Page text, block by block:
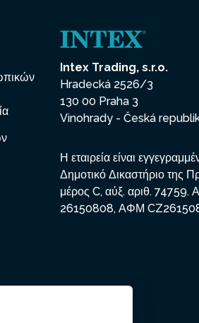
Intex Trading, s.r.o.
Hradecká 2526/3
130 00 Praha 3
Vinohrady - Česká
Η εταιρεία είναι
Δημοτικό Δικαστήριο της
μέρος C, αύξ. αριθ. 74759.
26150808, ΑΦΜ